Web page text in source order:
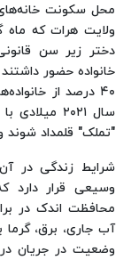
محل سکونت
خانواده حضور
۴۰ درصد از
سال ۲۰۲۱
"تملک" قلمداد شوند
شرایط زندگی در
وسیعی قرار
محافظت اندک در
آب جاری، برق،
وضعیت در جریان در